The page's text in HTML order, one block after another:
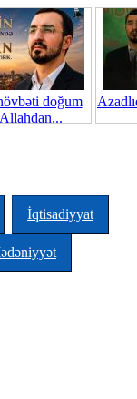
doğum
İqtisadiyyat